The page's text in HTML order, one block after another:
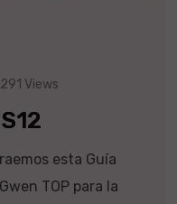
Views
esta Guía
TOP para la